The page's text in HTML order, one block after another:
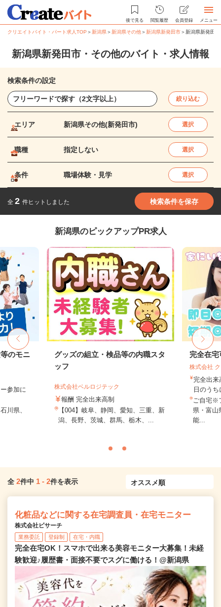
後で見る 閲覧履歴 会員登録 メニュー
クリエイトバイト・パート求人TOP ＞新潟県＞新潟県その他＞新潟県新発田市＞新潟県新発田
新潟県新発田市・その他のバイト・求人情報
検索条件の設定
絞り込む
エリア 新潟県その他(新発田市) 選択
職種 指定しない 選択
条件 職場体験・見学 選択
全 2 件ヒットしました 検索条件を保存
新潟県のピックアップPR求人
のモニ
参加に
川県、
グッズの組立・検品等の内職スタ
ッフ
株式会社ベルロジテック
報酬 完全出来高制
【004】岐阜、静岡、愛知、三重、新
潟、長野、茨城、群馬、栃木、...
完全在
株式会社
完全出
日のう
ご自宅※
県・富山
能...
全 2件中 1 - 2件を表示
化粧品などに関する在宅調査員・在宅モニター
株式会社ビサーチ
業務委託 登録制 在宅・内職
完全在宅OK！スマホで出来る美容モニター大募集！未経
験歓迎♪履歴書・面接不要でスグに働ける！@新潟県